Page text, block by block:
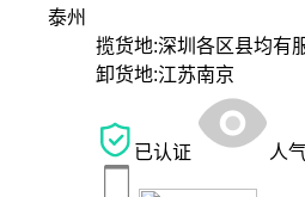
泰州
揽货地:深圳各区县均有
卸货地:江苏南京
已认证 人